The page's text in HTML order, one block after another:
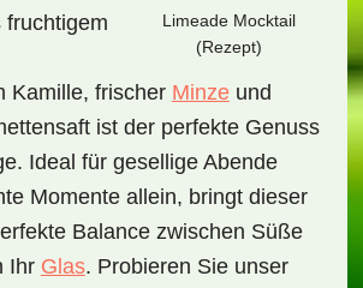
Limeade Mocktail
(Rezept)
fruchtigem
Kamille, frischer Minzeund
ist der perfekte Genuss
Ideal für gesellige Abende
Momente allein, bringt dieser
Balance zwischen Süße
Ihr Glas. Probieren Sie unser